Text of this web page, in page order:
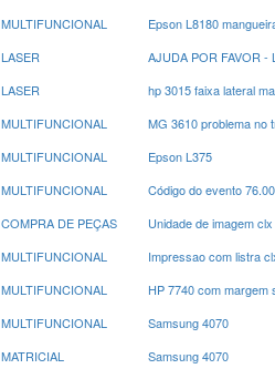
MULTIFUNCIONAL
Epson L8180
LASER
AJUDA POR FAVOR -
LASER
hp 3015 faixa lateral
MULTIFUNCIONAL
MG 3610 problema no
MULTIFUNCIONAL
Epson L375
MULTIFUNCIONAL
Código do evento
COMPRA DE PEÇAS
Unidade de imagem
MULTIFUNCIONAL
Impressao com listra
MULTIFUNCIONAL
HP 7740 com margem
MULTIFUNCIONAL
Samsung 4070
MATRICIAL
Samsung 4070